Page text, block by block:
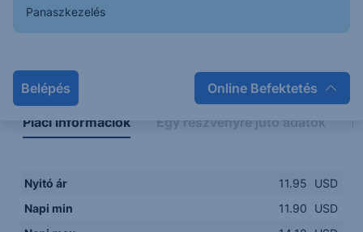
Panaszkezelés
Belépés Online Befektetés
Napon belüli Historikus
Piaci információk Egy részvényre jutó adatok
Nyitó ár 11.95
USD
Napi min
11.90
USD